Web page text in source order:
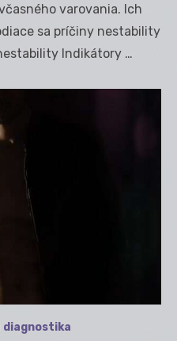
varovania. Ich
sa príčiny nestability
Indikátory …